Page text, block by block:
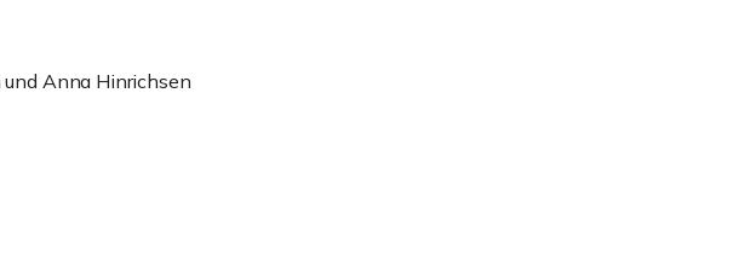
Anna Hinrichsen